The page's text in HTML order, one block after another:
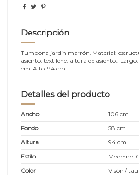
Descripción
Tumbona jardín marrón. Material:
asiento: textilene. altura de asiento:.
cm. Alto: 94 cm.
Detalles del producto
Ancho
106 cm
Fondo
58 cm
Altura
94 cm
Estilo
Moderno-
Color
Visón /